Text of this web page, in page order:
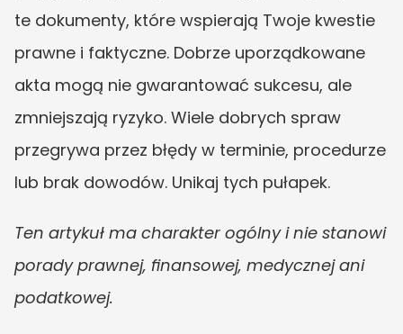
te dokumenty, które wspierają Twoje kwestie
prawne i faktyczne. Dobrze uporządkowane
akta mogą nie gwarantować sukcesu, ale
zmniejszają ryzyko. Wiele dobrych spraw
przegrywa przez błędy w terminie, procedurze
lub brak dowodów. Unikaj tych pułapek.
Ten artykuł ma charakter ogólny i nie stanowi
porady prawnej, finansowej, medycznej ani
podatkowej.